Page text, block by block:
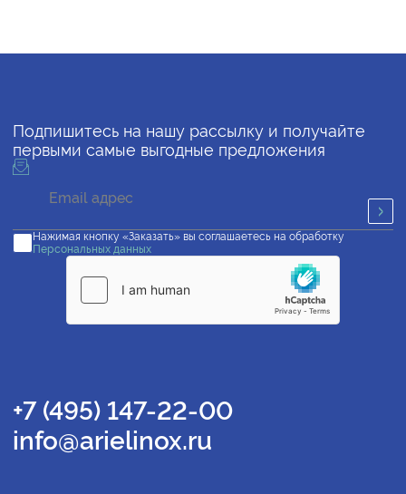
Подпишитесь на нашу рассылку и получайте
первыми самые выгодные предложения
Нажимая кнопку «Заказать» вы соглашаетесь на обработку
Персональных данных
+7 (495) 147-22-00
info@arielinox.ru